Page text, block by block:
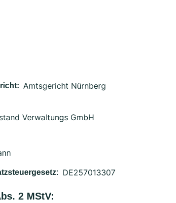
Amtsgericht Nürnberg
Verwaltungs GmbH
DE257013307
2 MStV: